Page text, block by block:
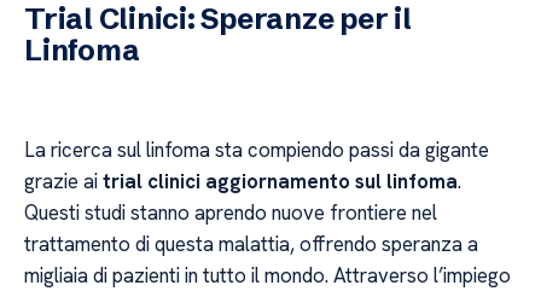
Trial Clinici: Speranze per il
Linfoma
La ricerca sul linfoma sta compiendo passi da gigante
grazie aitrial clinici aggiornamento sul linfoma.
Questi studi stanno aprendo nuove frontiere nel
trattamento di questa malattia, offrendo speranza a
migliaia di pazienti in tutto il mondo. Attraverso l’impiego